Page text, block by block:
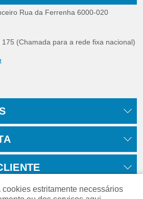
Rua da Ferrenha 6000-020
(Chamada para a rede fixa nacional)
estritamente necessários